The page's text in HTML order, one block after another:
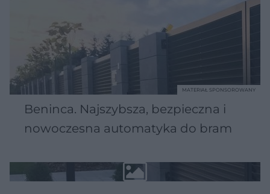
Beninca. Najszybsza, bezpieczna i
nowoczesna automatyka do bram
MATERIAŁ SPONSOROWANY